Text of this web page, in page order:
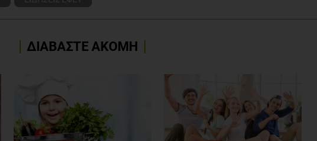
ΔΙΑΒΑΣΤΕ ΑΚΟΜΗ